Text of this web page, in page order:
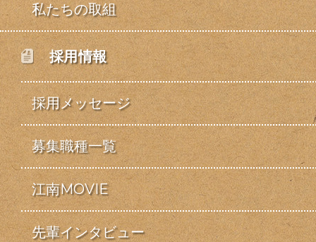
私たちの取組
採用情報
採用メッセージ
募集職種一覧
江南MOVIE
先輩インタビュー